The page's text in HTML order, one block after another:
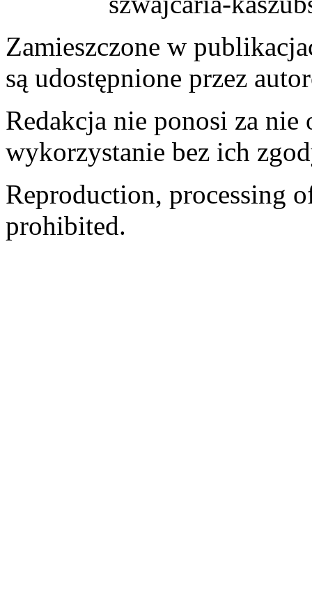
Zamieszczone w
są udostępnione przez
Redakcja nie ponosi za
wykorzystanie bez ich
Reproduction, processing
prohibited.